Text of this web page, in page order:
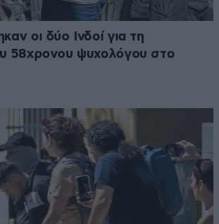
οι δύο Ινδοί για τη
58χρονου ψυχολόγου στο